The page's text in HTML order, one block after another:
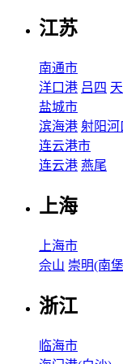
江苏
南通市
洋口港 吕四
盐城市
滨海港 射阳河
连云港市
连云港 燕尾
上海
上海市
佘山 崇明(南
浙江
临海市